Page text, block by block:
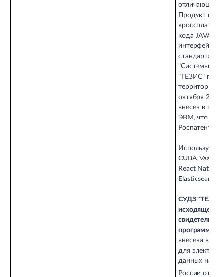
Продукт
кода JAVA.
стандартам
"Системы
"ТЕЗИС"
территории
октября
внесен в
ЭВМ, что
CUBA,
React
СУДЗ
исходящей
программ
внесена в
для
данных на
России от